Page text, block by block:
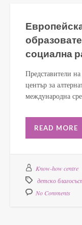
социална
Представители
център за
международна
READ MORE
Know-how centre
детско
No Comments